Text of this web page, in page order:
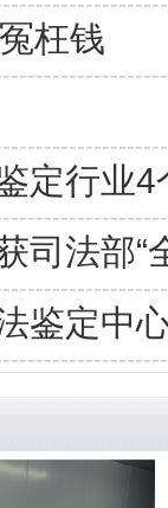
枉钱
定行业
司法部“
鉴定中